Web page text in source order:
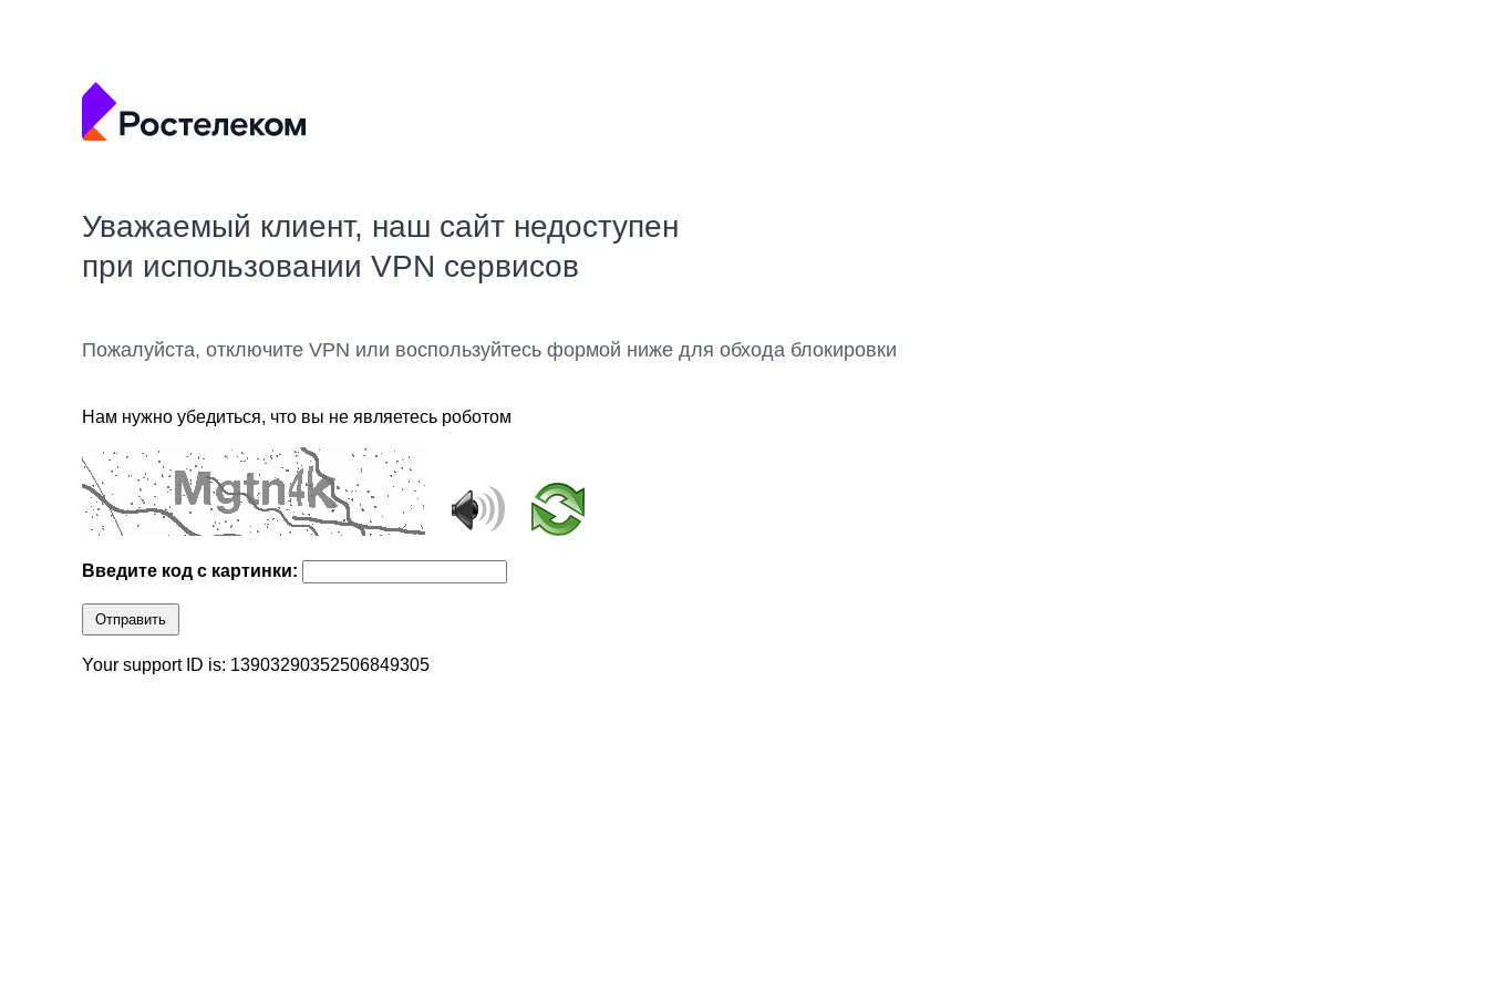
Уважаемый клиент, наш сайт недоступен
при использовании VPN сервисов
Пожалуйста, отключите VPN или воспользуйтесь формой ниже для обхода блокировки
Нам нужно убедиться, что вы не являетесь роботом
Введите код с картинки:
Отправить
Your support ID is: 13903290352506849305